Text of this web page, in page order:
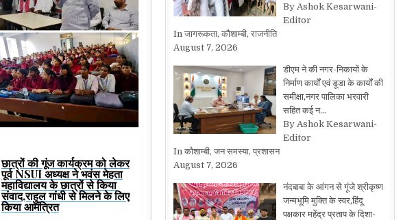
छात्रों की गूंज कार्यक्रम को लेकर
पूर्व NSUI अध्यक्ष ने भवंस मेहता
महाविद्यालय के छात्रों से किया
संवाद,राहुल गांधी से मिलने के लिए
किया आमंत्रित
By Ashok Kesarwani-
Editor
In जागरूकता, कौशाम्बी, राजनीति
August 7, 2026
डीएम ने की नगर-निकायों के
निर्माण कार्यों एवं डूडा के कार्यों की
समीक्षा,नगर पालिका भरवारी
सहित कई न…
By Ashok Kesarwani-
Editor
In कौशाम्बी, जन समस्या, प्रशासन
August 7, 2026
नंदबाबा के आंगन से गूंजे श्रीकृष्ण
जन्मभूमि मुक्ति के स्वर,हिंदू
पक्षकार महेंद्र प्रताप के दिशा-